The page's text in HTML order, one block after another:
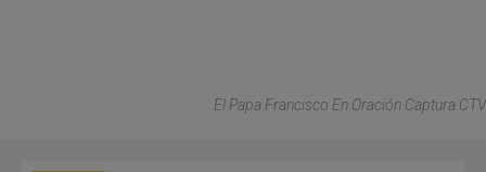
El Papa Francisco En Oración Captura CTV